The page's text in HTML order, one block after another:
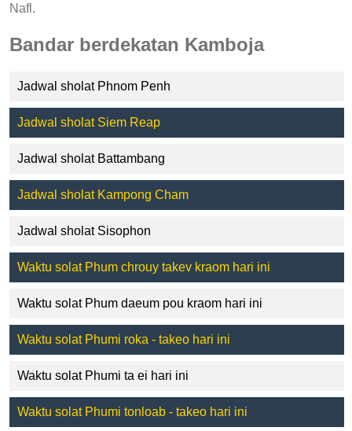
Nafl.
Bandar berdekatan Kamboja
Jadwal sholat Phnom Penh
Jadwal sholat Siem Reap
Jadwal sholat Battambang
Jadwal sholat Kampong Cham
Jadwal sholat Sisophon
Waktu solat Phum chrouy takev kraom hari ini
Waktu solat Phum daeum pou kraom hari ini
Waktu solat Phumi roka - takeo hari ini
Waktu solat Phumi ta ei hari ini
Waktu solat Phumi tonloab - takeo hari ini